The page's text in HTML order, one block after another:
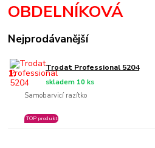
OBDELNÍKOVÁ
Nejprodávanější
1. Trodat Professional 5204
Samobarvicí razítko
skladem 10 ks
TOP produkt